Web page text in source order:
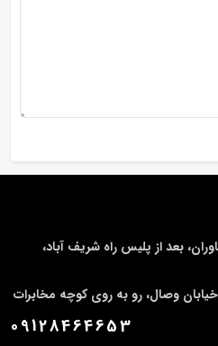
بعد از پلیس راه شریف آباد،
خیابان وصال، رو به روی کوچه مخابرات
09128464653